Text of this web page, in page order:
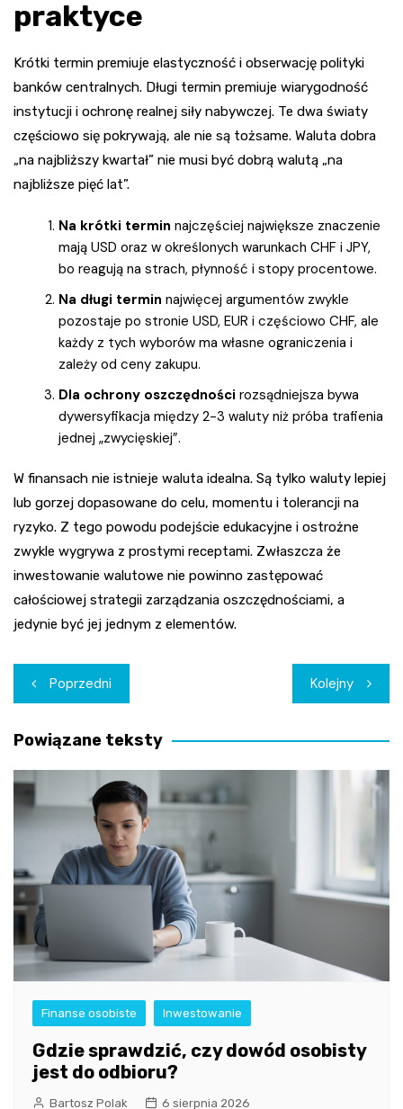
praktyce
Krótki termin premiuje elastyczność i obserwację polityki
banków centralnych. Długi termin premiuje wiarygodność
instytucji i ochronę realnej siły nabywczej. Te dwa światy
częściowo się pokrywają, ale nie są tożsame. Waluta dobra
„na najbliższy kwartał” nie musi być dobrą walutą „na
najbliższe pięć lat”.
Na krótki termin najczęściej największe znaczenie
mają USD oraz w określonych warunkach CHF i JPY,
bo reagują na strach, płynność i stopy procentowe.
Na długi termin najwięcej argumentów zwykle
pozostaje po stronie USD, EUR i częściowo CHF, ale
każdy z tych wyborów ma własne ograniczenia i
zależy od ceny zakupu.
Dla ochrony oszczędności rozsądniejsza bywa
dywersyfikacja między 2-3 waluty niż próba trafienia
jednej „zwycięskiej”.
W finansach nie istnieje waluta idealna. Są tylko waluty lepiej
lub gorzej dopasowane do celu, momentu i tolerancji na
ryzyko. Z tego powodu podejście edukacyjne i ostrożne
zwykle wygrywa z prostymi receptami. Zwłaszcza że
inwestowanie walutowe nie powinno zastępować
całościowej strategii zarządzania oszczędnościami, a
jedynie być jej jednym z elementów.
Nawigacja
wpisu
Poprzedni Kolejny
Powiązane teksty
Finanse osobiste Inwestowanie
Gdzie sprawdzić, czy dowód osobisty
jest do odbioru?
Bartosz Polak 6 sierpnia 2026